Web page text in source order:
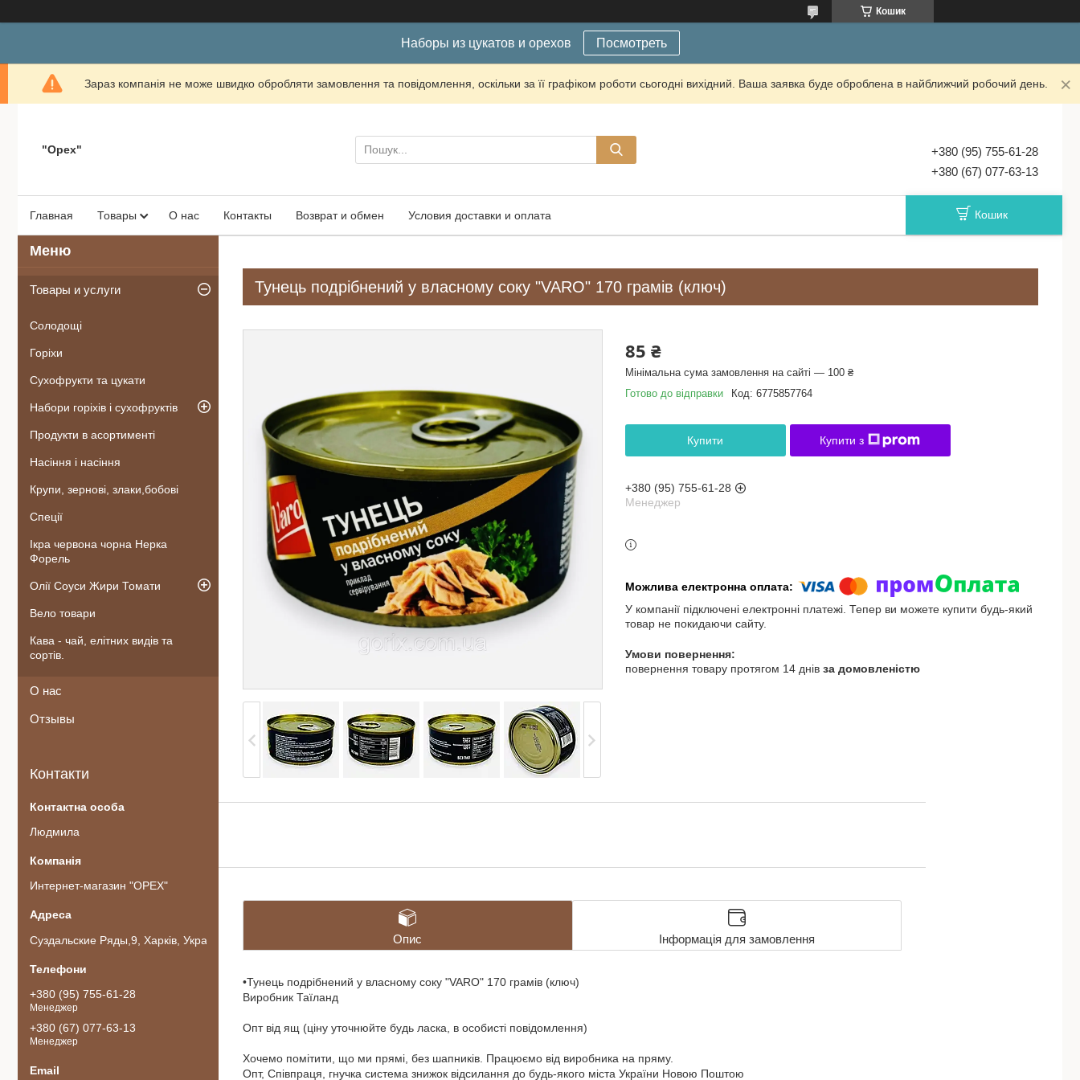
Кошик
Наборы из цукатов и орехов Посмотреть
Зараз компанія не може швидко обробляти замовлення та повідомлення, оскільки за її графіком роботи сьогодні вихідний. Ваша заявка буде оброблена в найближчий робочий день.
"Орех"
+380 (95) 755-61-28
+380 (67) 077-63-13
Главная Товары О нас Контакты Возврат и обмен Условия доставки и оплата Кошик
Тунець подрібнений у власному соку "VARO" 170 грамів (ключ)
85 ₴
Мінімальна сума замовлення на сайті — 100 ₴
Готово до відправки
Код: 6775857764
Купити Купити з
+380 (95) 755-61-28
Менеджер
У компанії підключені електронні платежі. Тепер ви можете купити будь-який
товар не покидаючи сайту.
повернення товару протягом 14 днів за домовленістю
Опис Інформація для замовлення
•Тунець подрібнений у власному соку "VARO" 170 грамів (ключ)
Виробник Таїланд
Опт від ящ (ціну уточнюйте будь ласка, в особисті повідомлення)
Хочемо помітити, що ми прямі, без шапників. Працюємо від виробника на пряму.
Опт, Співпраця, гнучка система знижок відсилання до будь-якого міста України Новою Поштою
Товары и услуги
Солодощі
Горіхи
Сухофрукти та цукати
Набори горіхів і сухофруктів
Продукти в асортименті
Насіння і насіння
Крупи, зернові, злаки,бобові
Спеції
Ікра червона чорна Нерка
Форель
Олії Соуси Жири Томати
Вело товари
Кава - чай, елітних видів та
сортів.
О нас
Отзывы
Контакти
Людмила
Интернет-магазин "ОРЕХ"
Суздальские Ряды,9, Харків, Україна
+380 (95) 755-61-28
Менеджер
+380 (67) 077-63-13
Менеджер